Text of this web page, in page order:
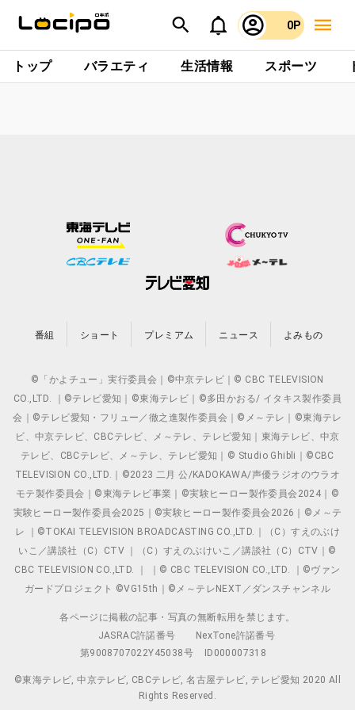
0P
トップ バラエティ 生活情報 スポーツ
番組 ショート プレミアム ニュース よみもの
©「かよチュー」実行委員会｜©中京テレビ｜© CBC TELEVISION
CO.,LTD. ｜©テレビ愛知｜©東海テレビ｜©多田かおる/ イタキス製作委員
会｜©テレビ愛知・フリュー／徹之進製作委員会｜©メ～テレ｜©東海テレ
ビ、中京テレビ、CBCテレビ、メ～テレ、テレビ愛知｜東海テレビ、中京
テレビ、CBCテレビ、メ～テレ、テレビ愛知｜© Studio Ghibli｜©CBC
TELEVISION CO.,LTD.｜©2023 二月 公/KADOKAWA/声優ラジオのウラオ
モテ製作委員会｜©東海テレビ事業｜©実験ヒーロー製作委員会2024｜©
実験ヒーロー製作委員会2025｜©実験ヒーロー製作委員会2026｜©メ～テ
レ ｜©TOKAI TELEVISION BROADCASTING CO.,LTD.｜（C）すえのぶけ
いこ／講談社（C）CTV ｜（C）すえのぶけいこ／講談社（C）CTV｜©
CBC TELEVISION CO.,LTD. ｜ ｜© CBC TELEVISION CO.,LTD. ｜©ヴァン
ガードプロジェクト ©VG15th｜©メ～テレNEXT／ダンスチャンネル
各ページに掲載の記事・写真の無断転用を禁じます。
JASRAC許諾番号
NexTone許諾番号
第9008707022Y45038号
ID000007318
©東海テレビ, 中京テレビ, CBCテレビ, 名古屋テレビ, テレビ愛知 2020 All
Rights Reserved.